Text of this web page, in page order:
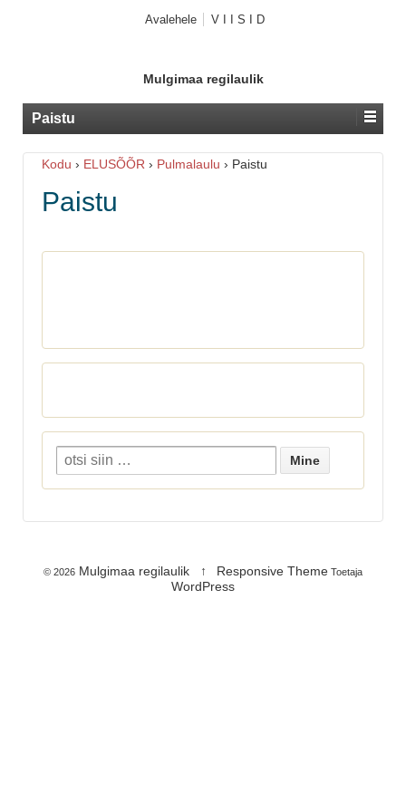
Avalehele V I I S I D
Mulgimaa regilaulik
Paistu
Kodu › ELUSÕÕR › Pulmalaulu › Paistu
Paistu
© 2026Mulgimaa regilaulik ↑ Responsive Theme Toetaja
WordPress